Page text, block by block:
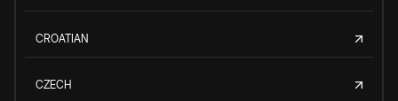
CROATIAN
CZECH